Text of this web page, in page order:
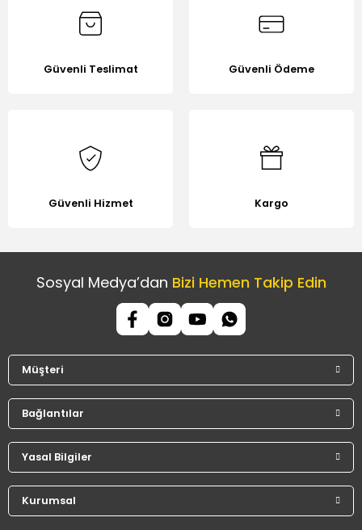
Güvenli Teslimat Güvenli Ödeme
Güvenli Hizmet Kargo
Sosyal Medya’dan Bizi Hemen Takip Edin
Müşteri
Bağlantılar
Yasal Bilgiler
Kurumsal